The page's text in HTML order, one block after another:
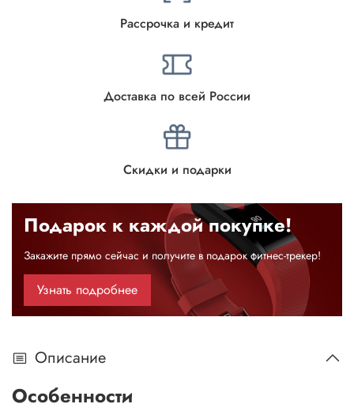
Рассрочка и кредит
Доставка по всей России
Скидки и подарки
Подарок к каждой покупке!
Закажите прямо сейчас и получите в подарок фитнес-трекер!
Узнать подробнее
Описание
Особенности